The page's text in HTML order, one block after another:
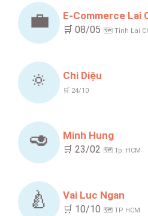
💼 E-Commerce Lai
🛒 08/05 🗺️ Tỉnh Lai
🔅 Chi Diệu
🛒 24/10
🥑 Minh Hung
🛒 23/02 🗺️ Tp. HCM
🍐 Vai Luc Ngan
🛒 10/10 🗺️ TP HCM